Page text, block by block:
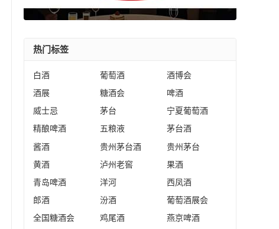
热门标签
白酒 葡萄酒 酒博会
酒展 糖酒会 啤酒
威士忌 茅台 宁夏葡萄酒
精酿啤酒 五粮液 茅台酒
酱酒 贵州茅台酒 贵州茅台
黄酒 泸州老窖 果酒
青岛啤酒 洋河 西凤酒
郎酒 汾酒 葡萄酒展会
全国糖酒会 鸡尾酒 燕京啤酒